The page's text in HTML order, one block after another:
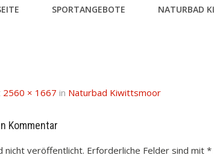
SPORTANGEBOTE NATURBAD
2560 × 1667 in Naturbad Kiwittsmoor
Kommentar
nicht veröffentlicht. Erforderliche Felder sind mit *